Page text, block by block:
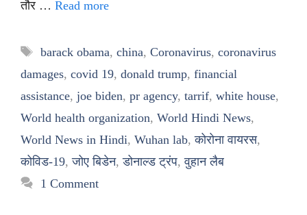
तौर … Read more
Tags
barack obama, china, Coronavirus, coronavirus
damages, covid 19, donald trump, financial
assistance, joe biden, pr agency, tarrif, white house,
World health organization, World Hindi News,
World News in Hindi, Wuhan lab,कोरोना वायरस,
कोविड-19,जोए बिडेन,डोनाल्ड ट्रंप,वुहान लैब
1 Comment